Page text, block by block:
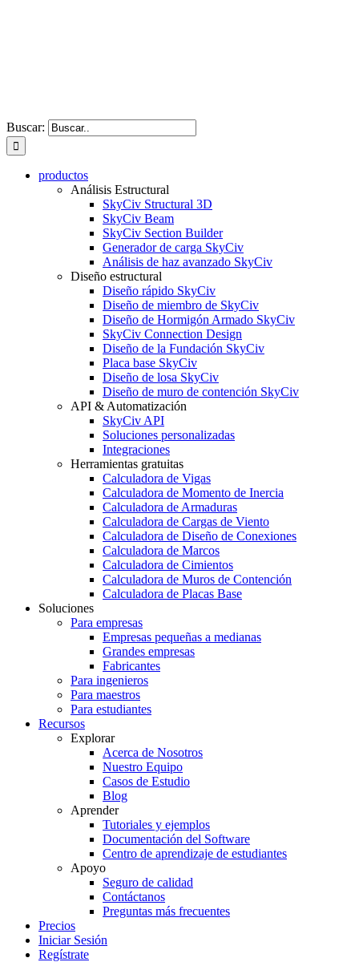
Buscar:
productos
Análisis Estructural
SkyCiv Structural 3D
SkyCiv Beam
SkyCiv Section Builder
Generador de carga SkyCiv
Análisis de haz avanzado SkyCiv
Diseño estructural
Diseño rápido SkyCiv
Diseño de miembro de SkyCiv
Diseño de Hormigón Armado SkyCiv
SkyCiv Connection Design
Diseño de la Fundación SkyCiv
Placa base SkyCiv
Diseño de losa SkyCiv
Diseño de muro de contención SkyCiv
API & Automatización
SkyCiv API
Soluciones personalizadas
Integraciones
Herramientas gratuitas
Calculadora de Vigas
Calculadora de Momento de Inercia
Calculadora de Armaduras
Calculadora de Cargas de Viento
Calculadora de Diseño de Conexiones
Calculadora de Marcos
Calculadora de Cimientos
Calculadora de Muros de Contención
Calculadora de Placas Base
Soluciones
Para empresas
Empresas pequeñas a medianas
Grandes empresas
Fabricantes
Para ingenieros
Para maestros
Para estudiantes
Recursos
Explorar
Acerca de Nosotros
Nuestro Equipo
Casos de Estudio
Blog
Aprender
Tutoriales y ejemplos
Documentación del Software
Centro de aprendizaje de estudiantes
Apoyo
Seguro de calidad
Contáctanos
Preguntas más frecuentes
Precios
Iniciar Sesión
Regístrate